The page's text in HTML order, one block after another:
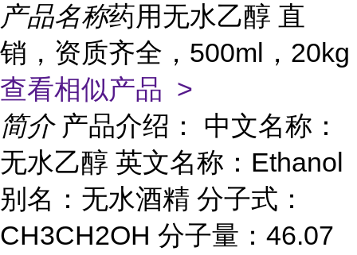
产品名称药用无水乙醇 直
销，资质齐全，500ml，20kg
查看相似产品 >
简介 产品介绍： 中文名称：
无水乙醇 英文名称：Ethanol
别名：无水酒精 分子式：
CH3CH2OH 分子量：46.07